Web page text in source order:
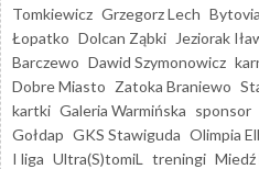
Tomkiewicz Grzegorz Lech
Łopatko Dolcan Ząbki Jeziorak
Barczewo Dawid Szymonowicz
Dobre Miasto Zatoka Braniewo
kartki Galeria Warmińska sponsor
Gołdap GKS Stawiguda Olimpia
I liga Ultra(S)tomiL treningi Miedź